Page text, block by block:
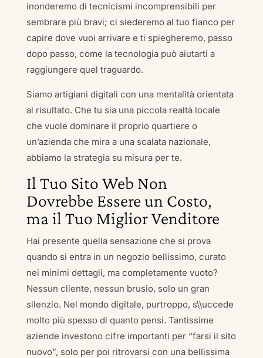
inonderemo di tecnicismi incomprensibili per
sembrare più bravi; ci siederemo al tuo fianco per
capire dove vuoi arrivare e ti spiegheremo, passo
dopo passo, come la tecnologia può aiutarti a
raggiungere quel traguardo.
Siamo artigiani digitali con una mentalità orientata
al risultato. Che tu sia una piccola realtà locale
che vuole dominare il proprio quartiere o
un’azienda che mira a una scalata nazionale,
abbiamo la strategia su misura per te.
Il Tuo Sito Web Non
Dovrebbe Essere un Costo,
ma il Tuo Miglior Venditore
Hai presente quella sensazione che si prova
quando si entra in un negozio bellissimo, curato
nei minimi dettagli, ma completamente vuoto?
Nessun cliente, nessun brusio, solo un gran
silenzio. Nel mondo digitale, purtroppo, s\\uccede
molto più spesso di quanto pensi. Tantissime
aziende investono cifre importanti per “farsi il sito
nuovo”, solo per poi ritrovarsi con una bellissima